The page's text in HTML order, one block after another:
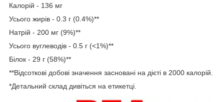
Калорій - 136 мг
Усього жирів - 0.3 г (0.4%)**
Натрій - 200 мг (9%)**
Усього вуглеводів - 0.5 г (<1%)**
Білок - 29 г (58%)**
**Відсоткові добові значення засновані на дієті в 2000 калорій.
*Детальний склад дивіться на етикетці.